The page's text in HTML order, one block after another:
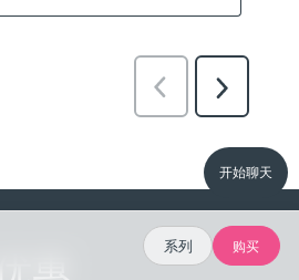
开始聊天
系列 购买